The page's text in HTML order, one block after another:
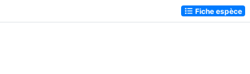
Fiche espèce